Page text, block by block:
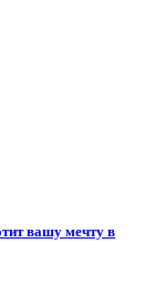
вашу мечту в